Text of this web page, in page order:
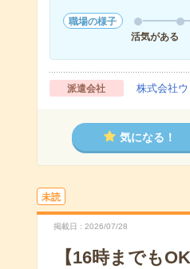
職場の様子
活気がある
派遣会社 株式会社
気になる！
未読
掲載日 2026/07/28
【16時までも